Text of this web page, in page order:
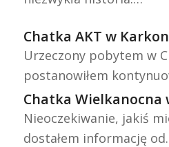
Chatka AKT w
Urzeczony pobytem w
postanowiłem
Chatka Wielkanocna
Nieoczekiwanie, jakiś
dostałem informację